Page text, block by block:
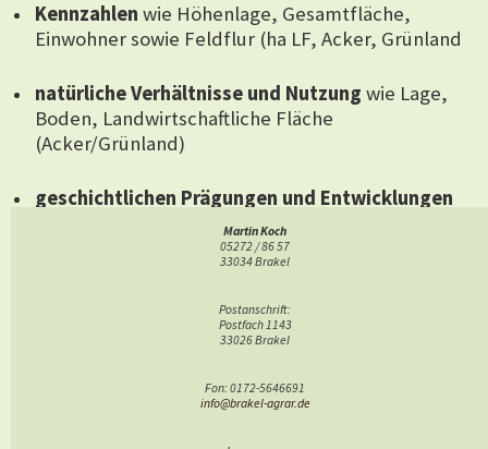
Kennzahlen wie Höhenlage, Gesamtfläche,
Einwohner sowie Feldflur (ha LF, Acker, Grünland
natürliche Verhältnisse und Nutzung wie Lage,
Boden, Landwirtschaftliche Fläche
(Acker/Grünland)
geschichtlichen Prägungen und Entwicklungen
für die Landwirtschaftwie Flurbereinigung,
wie historische Landwirtschaft,
vgl. Kulturlandschaft (Begriffe)
zeigen Bereiche der Feld und Flur
sowie markante Punkte in den Orten selbst, gerne auch
Martin Koch
05272 / 86 57
33034 Brakel
Postanschrift:
Postfach 1143
33026 Brakel
Fon: 0172-5646691
info@brakel-agrar.de